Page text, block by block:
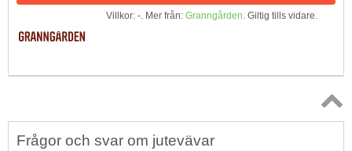
Villkor: -. Mer från: Granngården. Giltig tills vidare.
Topp
Frågor och svar om jutevävar